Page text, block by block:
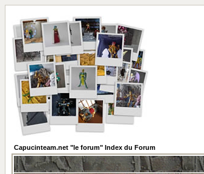
Capucinteam.net "le forum" Index du Forum